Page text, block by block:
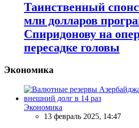
Таинственный
млн долларов
Спиридонову на
пересадке головы
Экономика
Экономика
13 февраль 2025, 14:47